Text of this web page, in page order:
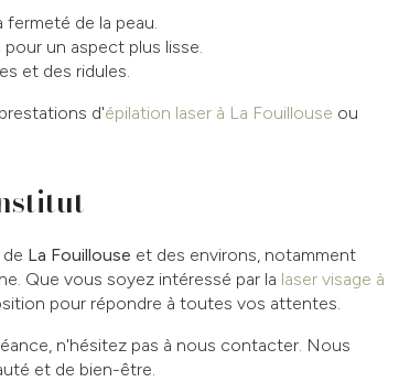
fermeté de la peau.
un aspect plus lisse.
et des ridules.
d'épilation laser à La Fouillouse ou
La Fouillouse et des environs, notamment
Que vous soyez intéressé par la laser visage à
pour répondre à toutes vos attentes.
n'hésitez pas à nous contacter. Nous
et de bien-être.